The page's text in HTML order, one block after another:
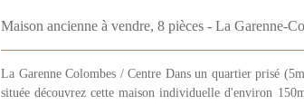
Maison ancienne à vendre, 8 pièces - La Garenne-
La Garenne Colombes / Centre Dans un quartier prisé
située découvrez cette maison individuelle d'environ